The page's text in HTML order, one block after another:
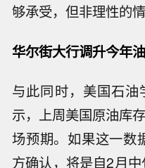
够承受，但非理性的
华尔街大行调升今年
与此同时，美国石
示，上周美国原油库
场预期。如果这一数
方确认，将是自2月